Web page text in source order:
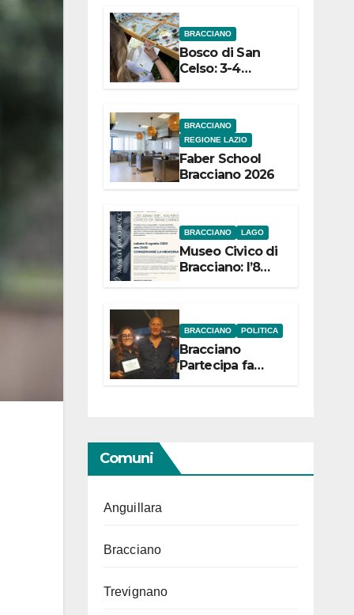
dell’Etruria
Meridionale
BRACCIANO
Bosco di San
Celso: 3-4
settembre
Festival “Storie
in cielo e in
terra”
BRACCIANO
REGIONE LAZIO
Faber School
Bracciano 2026
BRACCIANO LAGO
Museo Civico di
Bracciano: l’8
“Conservare la
memoria”
BRACCIANO POLITICA
Bracciano
Partecipa fa
centro con due
Comuni
Anguillara
Bracciano
Trevignano